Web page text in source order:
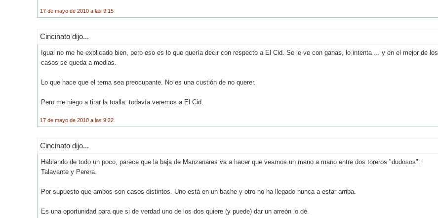
17 de mayo de 2010 a las 9:15
Cincinato dijo...
Igual no me he explicado bien, pero eso es lo que quería decir con respecto a El Cid. Se le ve con ganas, lo intenta ... y en el mejor de los
casos se queda a medias.
Lo que hace que el tema sea preocupante. No es una custión de no querer.
Pero me niego a tirar la toalla: todavía veremos a El Cid.
17 de mayo de 2010 a las 9:22
Cincinato dijo...
Hablando de todo un poco, parece que la baja de Manzanares va a hacer que veamos un mano a mano entre dos toreros "dudosos":
Talavante y Perera.
Por supuesto que ambos son casos distintos. Uno está en un bache y otro no ha llegado nunca a estar arriba.
Es una oportunidad para que si de verdad uno de los dos quiere (y puede) dar un arreón lo dé.